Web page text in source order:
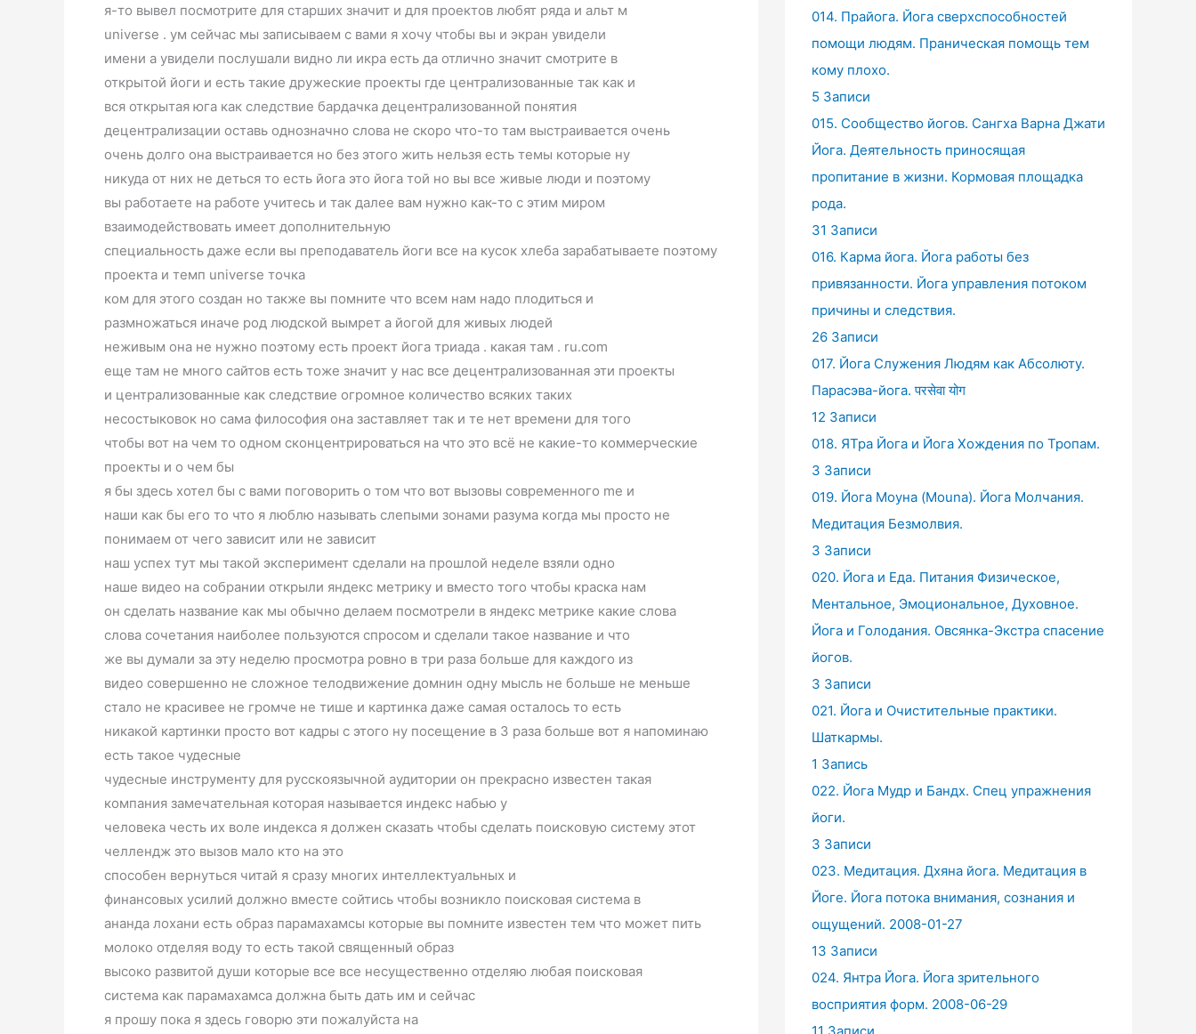
я-то вывел посмотрите для старших значит и для проектов любят ряда и альт м
universe . ум сейчас мы записываем с вами я хочу чтобы вы и экран увидели
имени а увидели послушали видно ли икра есть да отлично значит смотрите в
открытой йоги и есть такие дружеские проекты где централизованные так как и
вся открытая юга как следствие бардачка децентрализованной понятия
децентрализации оставь однозначно слова не скоро что-то там выстраивается очень
очень долго она выстраивается но без этого жить нельзя есть темы которые ну
никуда от них не деться то есть йога это йога той но вы все живые люди и поэтому
вы работаете на работе учитесь и так далее вам нужно как-то с этим миром
взаимодействовать имеет дополнительную
специальность даже если вы преподаватель йоги все на кусок хлеба зарабатываете поэтому
проекта и темп universe точка
ком для этого создан но также вы помните что всем нам надо плодиться и
размножаться иначе род людской вымрет а йогой для живых людей
неживым она не нужно поэтому есть проект йога триада . какая там . ru.com
еще там не много сайтов есть тоже значит у нас все децентрализованная эти проекты
и централизованные как следствие огромное количество всяких таких
несостыковок но сама философия она заставляет так и те нет времени для того
чтобы вот на чем то одном сконцентрироваться на что это всё не какие-то коммерческие
проекты и о чем бы
я бы здесь хотел бы с вами поговорить о том что вот вызовы современного me и
наши как бы его то что я люблю называть слепыми зонами разума когда мы просто не
понимаем от чего зависит или не зависит
наш успех тут мы такой эксперимент сделали на прошлой неделе взяли одно
наше видео на собрании открыли яндекс метрику и вместо того чтобы краска нам
он сделать название как мы обычно делаем посмотрели в яндекс метрике какие слова
слова сочетания наиболее пользуются спросом и сделали такое название и что
же вы думали за эту неделю просмотра ровно в три раза больше для каждого из
видео совершенно не сложное телодвижение домнин одну мысль не больше не меньше
стало не красивее не громче не тише и картинка даже самая осталось то есть
никакой картинки просто вот кадры с этого ну посещение в 3 раза больше вот я напоминаю
есть такое чудесные
чудесные инструменту для русскоязычной аудитории он прекрасно известен такая
компания замечательная которая называется индекс набью у
человека честь их воле индекса я должен сказать чтобы сделать поисковую систему этот
челлендж это вызов мало кто на это
способен вернуться читай я сразу многих интеллектуальных и
финансовых усилий должно вместе сойтись чтобы возникло поисковая система в
ананда лохани есть образ парамахамсы которые вы помните известен тем что может пить
молоко отделяя воду то есть такой священный образ
высоко развитой души которые все все несущественно отделяю любая поисковая
система как парамахамса должна быть дать им и сейчас
я прошу пока я здесь говорю эти пожалуйста на
014. Прайога. Йога сверхспособностей
помощи людям. Праническая помощь тем
кому плохо.
5 Записи
015. Сообщество йогов. Сангха Варна Джати
Йога. Деятельность приносящая
пропитание в жизни. Кормовая площадка
рода.
31 Записи
016. Карма йога. Йога работы без
привязанности. Йога управления потоком
причины и следствия.
26 Записи
017. Йога Служения Людям как Абсолюту.
Парасэва-йога. परसेवा योग
12 Записи
018. ЯТра Йога и Йога Хождения по Тропам.
3 Записи
019. Йога Моуна (Mouna). Йога Молчания.
Медитация Безмолвия.
3 Записи
020. Йога и Еда. Питания Физическое,
Ментальное, Эмоциональное, Духовное.
Йога и Голодания. Овсянка-Экстра спасение
йогов.
3 Записи
021. Йога и Очистительные практики.
Шаткармы.
1 Запись
022. Йога Мудр и Бандх. Спец упражнения
йоги.
3 Записи
023. Медитация. Дхяна йога. Медитация в
Йоге. Йога потока внимания, сознания и
ощущений. 2008-01-27
13 Записи
024. Янтра Йога. Йога зрительного
восприятия форм. 2008-06-29